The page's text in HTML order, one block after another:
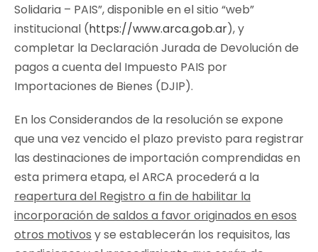
Solidaria – PAIS”, disponible en el sitio “web”
institucional (https://www.arca.gob.ar), y
completar la Declaración Jurada de Devolución de
pagos a cuenta del Impuesto PAIS por
Importaciones de Bienes (DJIP).
En los Considerandos de la resolución se expone
que una vez vencido el plazo previsto para registrar
las destinaciones de importación comprendidas en
esta primera etapa, el ARCA procederá a la
reapertura del Registro a fin de habilitar la
incorporación de saldos a favor originados en esos
otros motivos y se establecerán los requisitos, las